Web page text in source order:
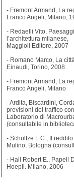
- Fremont Armand, La
Franco Angeli, Milano,
- Redaelli Vito,
l’architettura milanese,
Maggioli Editore, 2007
- Romano Marco, La
Einaudi, Torino, 2008
- Fremont Armand, La
Franco Angeli, Milano
- Ardita, Biscardini,
previsioni del traffico
Laboratorio di
(consultabile in
- Schultze L.C., Il
Mulino, Bologna
- Hall Robert E., Papell
Hoepli. Milano, 2006